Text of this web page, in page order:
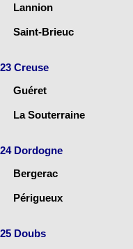
Lannion
Saint-Brieuc
23 Creuse
Guéret
La Souterraine
24 Dordogne
Bergerac
Périgueux
25 Doubs